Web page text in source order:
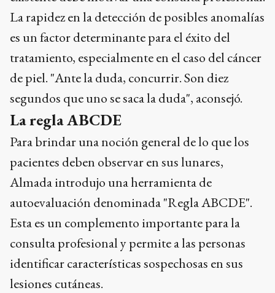
La rapidez en la detección de posibles anomalías
es un factor determinante para el éxito del
tratamiento, especialmente en el caso del cáncer
de piel. "Ante la duda, concurrir. Son diez
segundos que uno se saca la duda", aconsejó.
La regla ABCDE
Para brindar una noción general de lo que los
pacientes deben observar en sus lunares,
Almada introdujo una herramienta de
autoevaluación denominada "Regla ABCDE".
Esta es un complemento importante para la
consulta profesional y permite a las personas
identificar características sospechosas en sus
lesiones cutáneas.